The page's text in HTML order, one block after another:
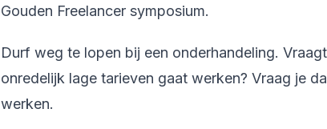
Gouden Freelancer symposium.
Durf weg te lopen bij een onderhandeling.
onredelijk lage tarieven gaat werken? Vraag je
werken.